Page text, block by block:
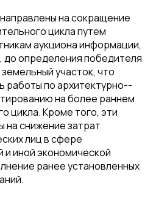
на сокращение
цикла путем
аукциона информации,
определения победителя
участок, что
работы по архитектурно-­
на более раннем
цикла. Кроме того, эти
на снижение затрат
лиц в сфере
иной экономической
ранее установленных